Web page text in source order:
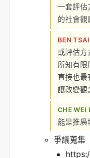
一套評估
的社會觀
BEN TSAI
或評估方
所知有限
直接也最
讓改變觀
CHE WEI
能是推廣
爭議蒐集